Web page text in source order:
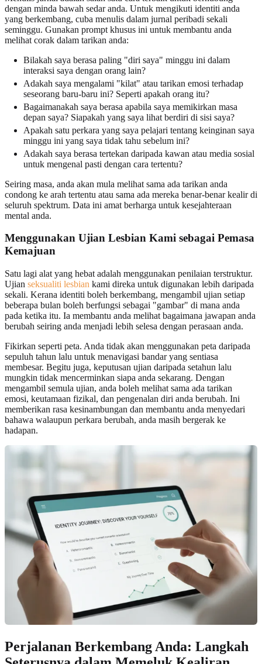
dengan minda bawah sedar anda. Untuk mengikuti identiti anda
yang berkembang, cuba menulis dalam jurnal peribadi sekali
seminggu. Gunakan prompt khusus ini untuk membantu anda
melihat corak dalam tarikan anda:
Bilakah saya berasa paling "diri saya" minggu ini dalam
interaksi saya dengan orang lain?
Adakah saya mengalami "kilat" atau tarikan emosi terhadap
seseorang baru-baru ini? Seperti apakah orang itu?
Bagaimanakah saya berasa apabila saya memikirkan masa
depan saya? Siapakah yang saya lihat berdiri di sisi saya?
Apakah satu perkara yang saya pelajari tentang keinginan saya
minggu ini yang saya tidak tahu sebelum ini?
Adakah saya berasa tertekan daripada kawan atau media sosial
untuk mengenal pasti dengan cara tertentu?
Seiring masa, anda akan mula melihat sama ada tarikan anda
condong ke arah tertentu atau sama ada mereka benar-benar kealir di
seluruh spektrum. Data ini amat berharga untuk kesejahteraan
mental anda.
Menggunakan Ujian Lesbian Kami sebagai Pemasa
Kemajuan
Satu lagi alat yang hebat adalah menggunakan penilaian terstruktur.
Ujian seksualiti lesbian kami direka untuk digunakan lebih daripada
sekali. Kerana identiti boleh berkembang, mengambil ujian setiap
beberapa bulan boleh berfungsi sebagai "gambar" di mana anda
pada ketika itu. Ia membantu anda melihat bagaimana jawapan anda
berubah seiring anda menjadi lebih selesa dengan perasaan anda.
Fikirkan seperti peta. Anda tidak akan menggunakan peta daripada
sepuluh tahun lalu untuk menavigasi bandar yang sentiasa
membesar. Begitu juga, keputusan ujian daripada setahun lalu
mungkin tidak mencerminkan siapa anda sekarang. Dengan
mengambil semula ujian, anda boleh melihat sama ada tarikan
emosi, keutamaan fizikal, dan pengenalan diri anda berubah. Ini
memberikan rasa kesinambungan dan membantu anda menyedari
bahawa walaupun perkara berubah, anda masih bergerak ke
hadapan.
Perjalanan Berkembang Anda: Langkah